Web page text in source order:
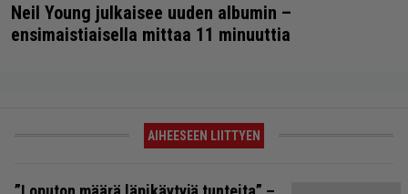
Neil Young julkaisee uuden albumin –
ensimaistiaisella mittaa 11 minuuttia
AIHEESEEN LIITTYEN